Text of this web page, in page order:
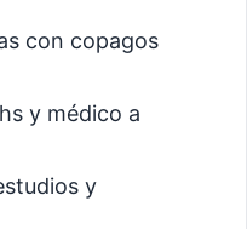
con copagos
y médico a
y